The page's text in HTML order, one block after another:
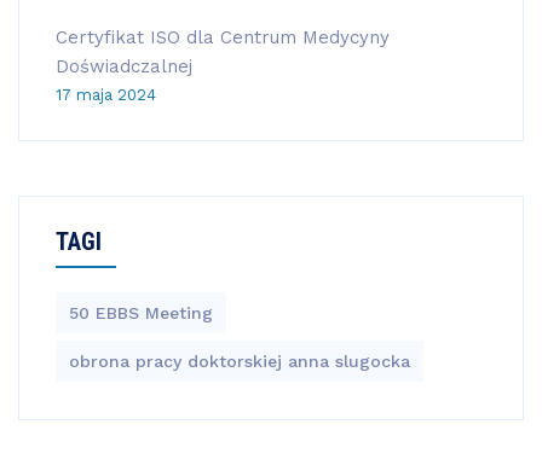
Certyfikat ISO dla Centrum Medycyny
Doświadczalnej
17 maja 2024
TAGI
50 EBBS Meeting
obrona pracy doktorskiej anna slugocka